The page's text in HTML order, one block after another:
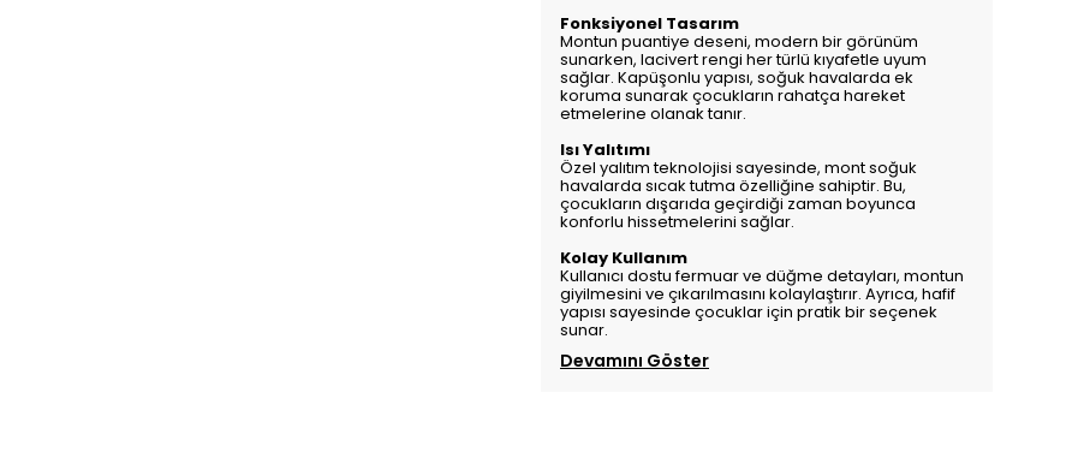
Fonksiyonel Tasarım
Montun puantiye deseni, modern bir görünüm
sunarken, lacivert rengi her türlü kıyafetle uyum
sağlar. Kapüşonlu yapısı, soğuk havalarda ek
koruma sunarak çocukların rahatça hareket
etmelerine olanak tanır.
Isı Yalıtımı
Özel yalıtım teknolojisi sayesinde, mont soğuk
havalarda sıcak tutma özelliğine sahiptir. Bu,
çocukların dışarıda geçirdiği zaman boyunca
konforlu hissetmelerini sağlar.
Kolay Kullanım
Kullanıcı dostu fermuar ve düğme detayları, montun
giyilmesini ve çıkarılmasını kolaylaştırır. Ayrıca, hafif
yapısı sayesinde çocuklar için pratik bir seçenek
sunar.
Devamını Göster